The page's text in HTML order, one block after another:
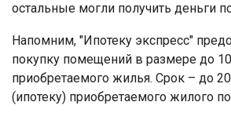
остальные могли получить деньги
Напомним, "Ипотеку экспресс"
покупку помещений в размере до
приобретаемого жилья. Срок – до
(ипотеку) приобретаемого жилого